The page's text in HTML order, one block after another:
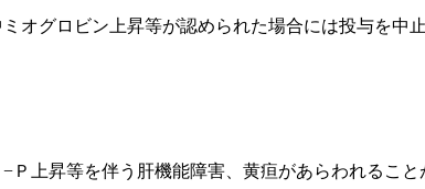
グロビン上昇等が認められた場合には投与を中
上昇等を伴う肝機能障害、黄疸があらわれること